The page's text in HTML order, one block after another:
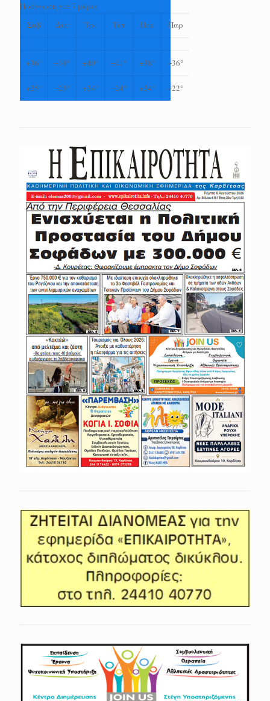
Πρόγνωση για 7 μέρες
Σαβ
Δευ Τρι Τετ Πεμ Παρ
+36° +38° +40° +41° +38° +36°
+25° +25° +24° +24° +24° +22°